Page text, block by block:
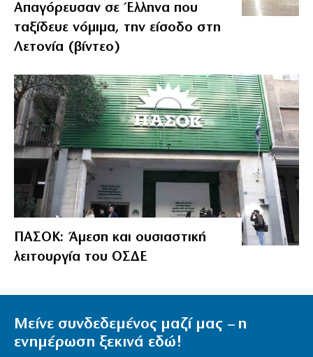
Απαγόρευσαν σε Έλληνα που
ταξίδευε νόμιμα, την είσοδο στη
Λετονία (βίντεο)
ΠΑΣΟΚ: Άμεση και ουσιαστική
λειτουργία του ΟΣΔΕ
Μείνε συνδεδεμένος μαζί μας – η
ενημέρωση ξεκινά εδώ!